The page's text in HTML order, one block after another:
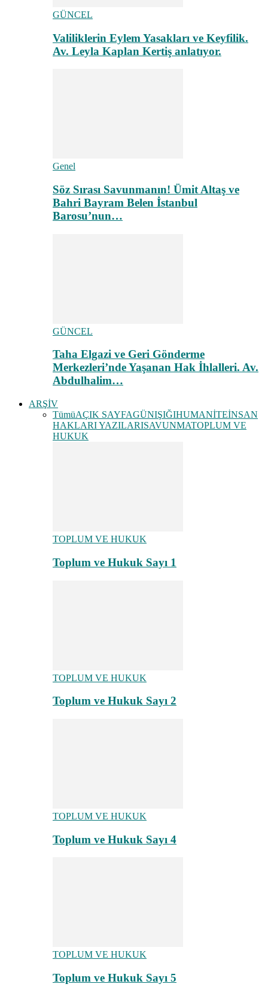
GÜNCEL
Valiliklerin Eylem Yasakları ve Keyfilik.
Av. Leyla Kaplan Kertiş anlatıyor.
Genel
Söz Sırası Savunmanın! Ümit Altaş ve
Bahri Bayram Belen İstanbul
Barosu’nun…
GÜNCEL
Taha Elgazi ve Geri Gönderme
Merkezleri’nde Yaşanan Hak İhlalleri. Av.
Abdulhalim…
ARŞİV
TümüAÇIK SAYFAGÜNIŞIĞIHUMANİTEİNSAN
HAKLARI YAZILARISAVUNMATOPLUM VE
HUKUK
TOPLUM VE HUKUK
Toplum ve Hukuk Sayı 1
TOPLUM VE HUKUK
Toplum ve Hukuk Sayı 2
TOPLUM VE HUKUK
Toplum ve Hukuk Sayı 4
TOPLUM VE HUKUK
Toplum ve Hukuk Sayı 5